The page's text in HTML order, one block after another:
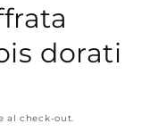
dorati
al check-out.